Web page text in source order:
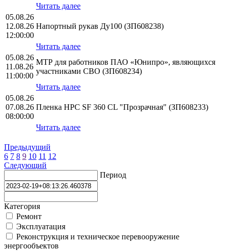
Читать далее
05.08.26
12.08.26
12:00:00
Напортный рукав Ду100 (ЗП608238)
Читать далее
05.08.26
11.08.26
11:00:00
МТР для работников ПАО «Юнипро», являющихся
участниками СВО (ЗП608234)
Читать далее
05.08.26
07.08.26
08:00:00
Пленка HPС SF 360 CL "Прозрачная" (ЗП608233)
Читать далее
Предыдущий
6 7 8 9 10 11 12
Следующий
Период
Категория
Ремонт
Эксплуатация
Реконструкция и техническое перевооружение
энергообъектов